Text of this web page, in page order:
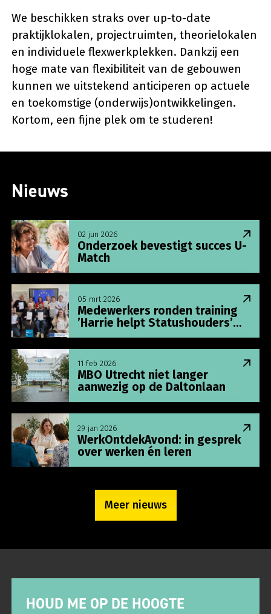
We beschikken straks over up-to-date
praktijklokalen, projectruimten, theorielokalen
en individuele flexwerkplekken. Dankzij een
hoge mate van flexibiliteit van de gebouwen
kunnen we uitstekend anticiperen op actuele
en toekomstige (onderwijs)ontwikkelingen.
Kortom, een fijne plek om te studeren!
Nieuws
Onderzoek bevestigt succes U-
Match
02 jun 2026
Lees meer over Onderzoek bevestigt succes U-
Medewerkers ronden training
’Harrie helpt Statushouders’
succesvol af!
05 mrt 2026
Lees meer over Medewerkers ronden training
MBO Utrecht niet langer
aanwezig op de Daltonlaan
11 feb 2026
Lees meer over MBO Utrecht niet langer
WerkOntdekAvond: in gesprek
over werken én leren
29 jan 2026
Lees meer over WerkOntdekAvond: in gesprek
Meer nieuws
HOUD ME OP DE HOOGTE